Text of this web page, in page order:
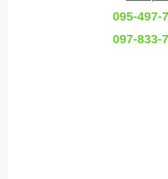
095-497-
097-833-